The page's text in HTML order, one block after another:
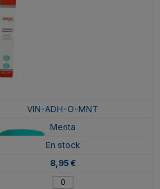
VIN-ADH-O-MNT
Menta
En stock
8,95 €